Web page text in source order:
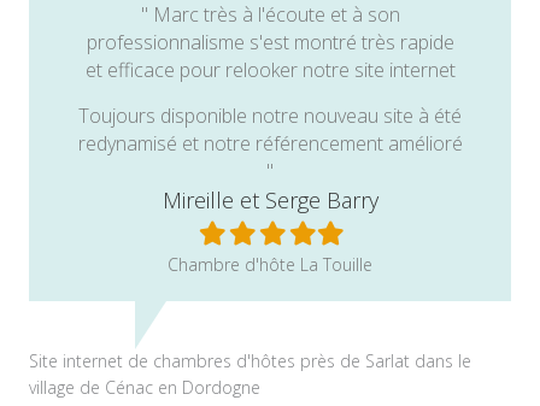
" Marc très à l'écoute et à son
professionnalisme s'est montré très rapide
et efficace pour relooker notre site internet
Toujours disponible notre nouveau site à été
redynamisé et notre référencement amélioré
"
Mireille et Serge Barry
Filled
star
Filled
star
Filled
star
Filled
star
Filled
star
Chambre d'hôte La Touille
Site internet de chambres d'hôtes près de Sarlat dans le
village de Cénac en Dordogne